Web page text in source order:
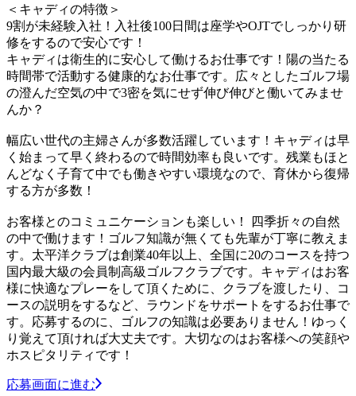
＜キャディの特徴＞
9割が未経験入社！入社後100日間は座学やOJTでしっかり研
修をするので安心です！
キャディは衛生的に安心して働けるお仕事です！陽の当たる
時間帯で活動する健康的なお仕事です。広々としたゴルフ場
の澄んだ空気の中で3密を気にせず伸び伸びと働いてみませ
んか？
幅広い世代の主婦さんが多数活躍しています！キャディは早
く始まって早く終わるので時間効率も良いです。残業もほと
んどなく子育て中でも働きやすい環境なので、育休から復帰
する方が多数！
お客様とのコミュニケーションも楽しい！ 四季折々の自然
の中で働けます！ゴルフ知識が無くても先輩が丁寧に教えま
す。太平洋クラブは創業40年以上、全国に20のコースを持つ
国内最大級の会員制高級ゴルフクラブです。キャディはお客
様に快適なプレーをして頂くために、クラブを渡したり、コ
ースの説明をするなど、ラウンドをサポートをするお仕事で
す。応募するのに、ゴルフの知識は必要ありません！ゆっく
り覚えて頂ければ大丈夫です。大切なのはお客様への笑顔や
ホスピタリティです！
応募画面に進む